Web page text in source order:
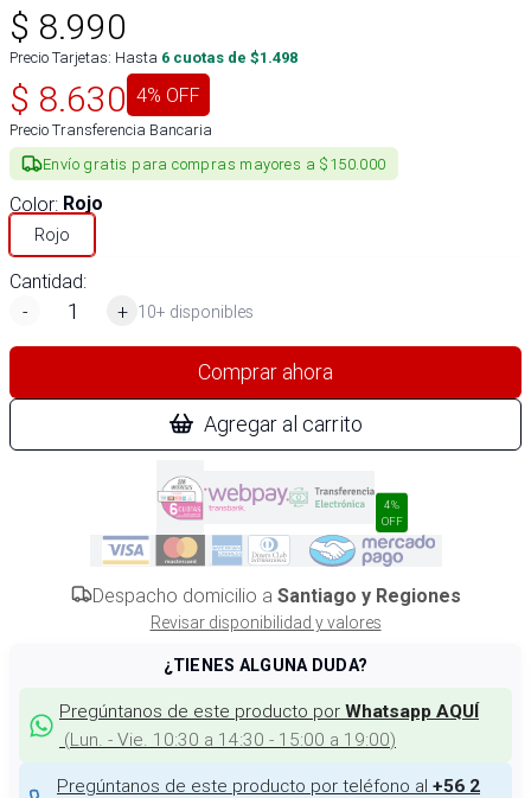
$ 8.990
Precio Tarjetas: Hasta 6 cuotas de $1.498
$ 8.630 4% OFF
Precio Transferencia Bancaria
Envío gratis para compras mayores a $150.000
Color: Rojo
Rojo
Cantidad:
-
+ 10+ disponibles
Comprar ahora
Agregar al carrito
4%
OFF
Despacho domicilio a Santiago y Regiones
Revisar disponibilidad y valores
¿TIENES ALGUNA DUDA?
Pregúntanos de este producto por Whatsapp AQUÍ
(Lun. - Vie. 10:30 a 14:30 - 15:00 a 19:00)
Pregúntanos de este producto por teléfono al +56 2